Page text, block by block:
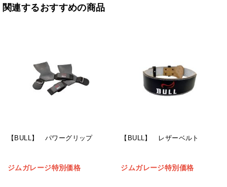
関連するおすすめの商品
【BULL】 パワーグリップ
ジムガレージ特別価格
【BULL】 レザーベルト
ジムガレージ特別価格